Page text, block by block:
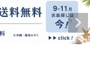
サイズで選ぶ →
む→